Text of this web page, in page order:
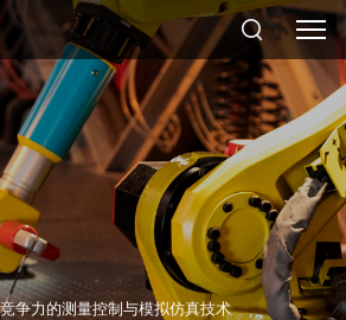
搜索
争力的测量控制与模拟仿真技术